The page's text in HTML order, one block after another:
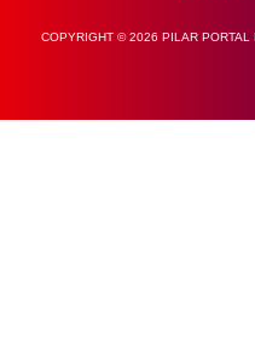
COPYRIGHT © 2026 PILAR PORTAL